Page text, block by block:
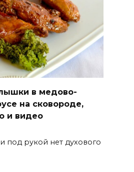
в медово-
на сковороде,
и видео
под рукой нет духового